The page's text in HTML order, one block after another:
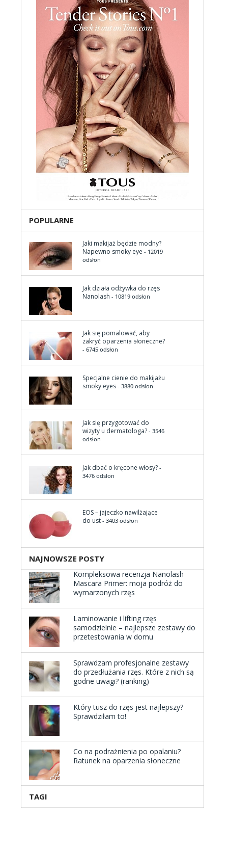
POPULARNE
Jaki makijaż będzie modny?
Napewno smoky eye - 12019
odsłon
Jak działa odżywka do rzęs
Nanolash - 10819 odsłon
Jak się pomalować, aby
zakryć oparzenia słoneczne?
- 6745 odsłon
Specjalne cienie do makijażu
smoky eyes - 3880 odsłon
Jak się przygotować do
wizyty u dermatologa? - 3546
odsłon
Jak dbać o kręcone włosy? -
3476 odsłon
EOS – jajeczko nawilżające
do ust - 3403 odsłon
NAJNOWSZE POSTY
Kompleksowa recenzja Nanolash
Mascara Primer: moja podróż do
wymarzonych rzęs
Laminowanie i lifting rzęs
samodzielnie – najlepsze zestawy do
przetestowania w domu
Sprawdzam profesjonalne zestawy
do przedłużania rzęs. Które z nich są
godne uwagi? (ranking)
Który tusz do rzęs jest najlepszy?
Sprawdziłam to!
Co na podrażnienia po opalaniu?
Ratunek na oparzenia słoneczne
TAGI